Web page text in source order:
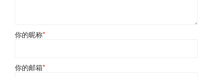
你的昵称*
你的邮箱*